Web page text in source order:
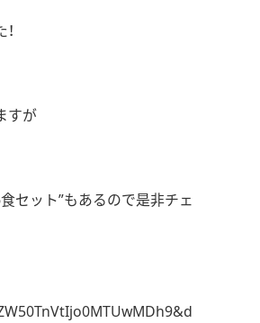
すが
セット”もあるので是非チェ